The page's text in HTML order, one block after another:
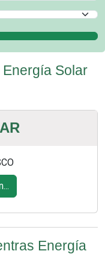
Solar
Energía